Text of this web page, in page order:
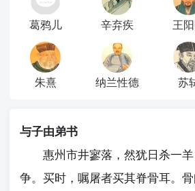
葛鸦儿 辛弃疾 王
朱熹 纳兰性德 苏
与子由弟书
惠州市井寥落，然犹日杀一羊
争。买时，嘱屠者买其脊骨耳。